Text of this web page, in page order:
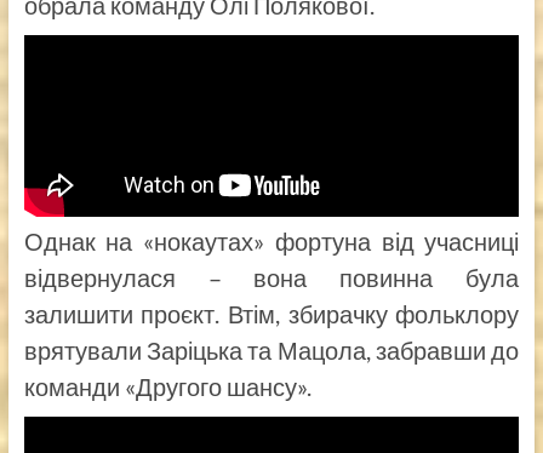
Однак на «нокаутах» фортуна від учасниці
відвернулася – вона повинна була
залишити проєкт. Втім, збирачку фольклору
врятували Заріцька та Мацола, забравши до
команди «Другого шансу».